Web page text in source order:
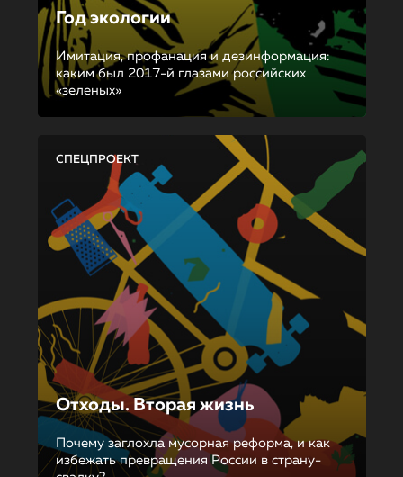
Год экологии
Имитация, профанация и дезинформация:
каким был 2017-й глазами российских
«зеленых»
СПЕЦПРОЕКТ
Отходы. Вторая жизнь
Почему заглохла мусорная реформа, и как
избежать превращения России в страну-